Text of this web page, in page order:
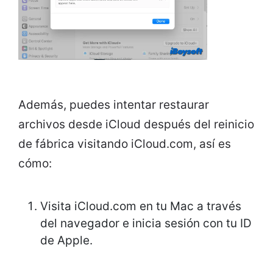
Además, puedes intentar restaurar
archivos desde iCloud después del reinicio
de fábrica visitando iCloud.com, así es
cómo:
Visita iCloud.com en tu Mac a través
del navegador e inicia sesión con tu ID
de Apple.